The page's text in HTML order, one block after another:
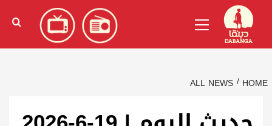
content
الإنجليزية)
Menu
HOME
ALL NEWS